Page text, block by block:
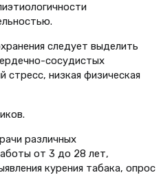
следует выделить
сосудистых
стресс, низкая физическая
различных
от 3 до 28 лет,
курения табака, опрос